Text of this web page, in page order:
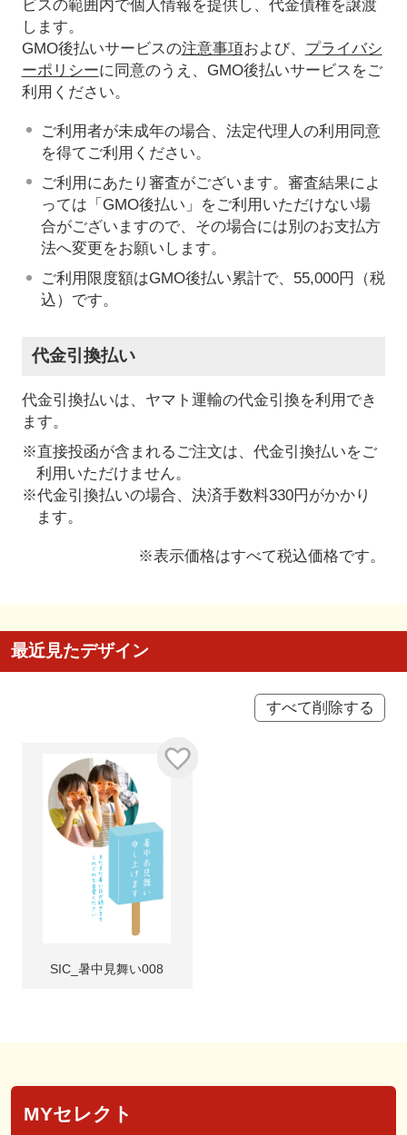
ビスの範囲内で個人情報を提供し、代金債権を譲渡
します。
GMO後払いサービスの注意事項および、 プライバシ
ーポリシーに同意のうえ、GMO後払いサービスをご
利用ください。
ご利用者が未成年の場合、法定代理人の利用同意
を得てご利用ください。
ご利用にあたり審査がございます。審査結果によ
っては「GMO後払い」をご利用いただけない場
合がございますので、その場合には別のお支払方
法へ変更をお願いします。
ご利用限度額はGMO後払い累計で、55,000円（税
込）です。
代金引換払い
代金引換払いは、ヤマト運輸の代金引換を利用でき
ます。
※直接投函が含まれるご注文は、代金引換払いをご
利用いただけません。
※代金引換払いの場合、決済手数料330円がかかり
ます。
※表示価格はすべて税込価格です。
最近見たデザイン
すべて削除する
SIC_暑中見舞い008
MYセレクト